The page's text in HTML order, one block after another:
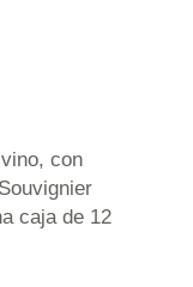
con
caja de 12